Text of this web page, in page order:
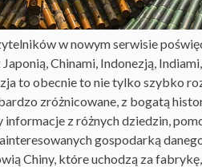
w nowym serwisie
Chinami, Indonezją,
to obecnie to nie tylko szybko
zróżnicowane, z bogatą
informacje z różnych dziedzin,
gospodarką
Chiny, które uchodzą za